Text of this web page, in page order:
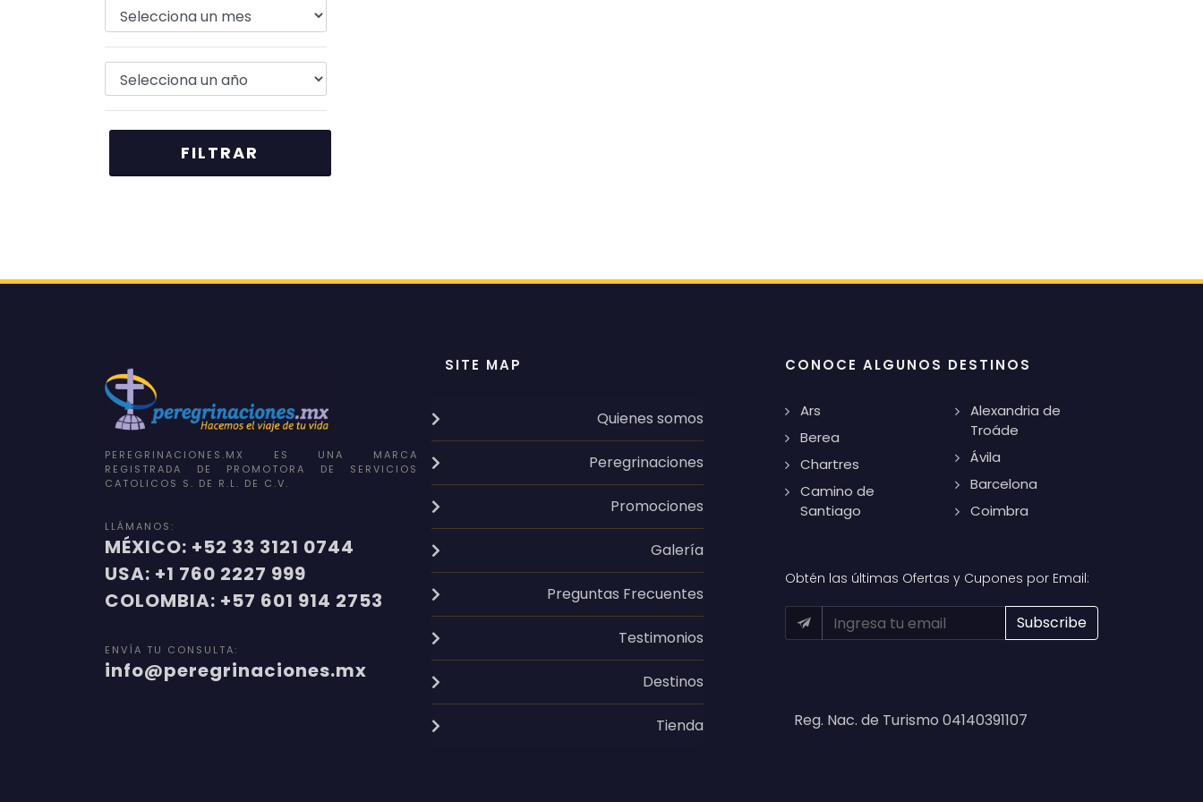
PEREGRINACIONES.MX ES UNA MARCA
REGISTRADA DE PROMOTORA DE SERVICIOS
CATOLICOS S. DE R.L. DE C.V.
LLÁMANOS:
MÉXICO: +52 33 3121 0744
USA: +1 760 2227 999
COLOMBIA: +57 601 914 2753
ENVÍA TU CONSULTA:
info@peregrinaciones.mx
SITE MAP
Quienes somos
Peregrinaciones
Promociones
Galería
Preguntas Frecuentes
Testimonios
Destinos
Tienda
CONOCE ALGUNOS DESTINOS
Ars
Berea
Chartres
Camino de
Santiago
Alexandria de
Troáde
Ávila
Barcelona
Coimbra
Obtén las últimas Ofertas y Cupones por Email:
Reg. Nac. de Turismo 04140391107